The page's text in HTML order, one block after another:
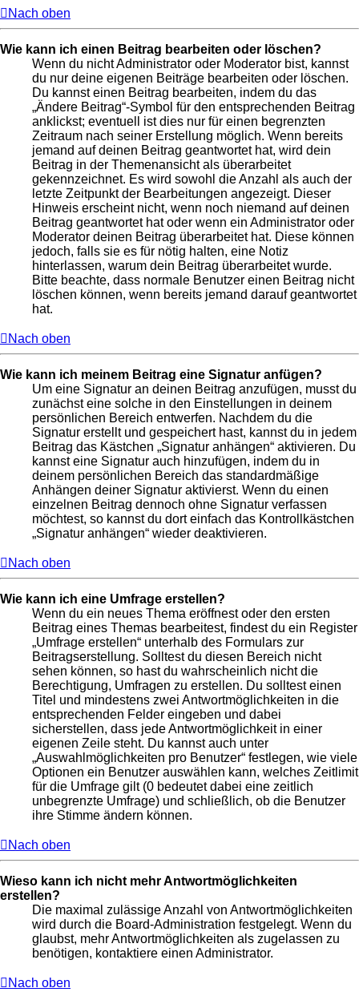
Nach oben
Wie kann ich einen Beitrag bearbeiten oder löschen?
Wenn du nicht Administrator oder Moderator bist, kannst
du nur deine eigenen Beiträge bearbeiten oder löschen.
Du kannst einen Beitrag bearbeiten, indem du das
„Ändere Beitrag“-Symbol für den entsprechenden Beitrag
anklickst; eventuell ist dies nur für einen begrenzten
Zeitraum nach seiner Erstellung möglich. Wenn bereits
jemand auf deinen Beitrag geantwortet hat, wird dein
Beitrag in der Themenansicht als überarbeitet
gekennzeichnet. Es wird sowohl die Anzahl als auch der
letzte Zeitpunkt der Bearbeitungen angezeigt. Dieser
Hinweis erscheint nicht, wenn noch niemand auf deinen
Beitrag geantwortet hat oder wenn ein Administrator oder
Moderator deinen Beitrag überarbeitet hat. Diese können
jedoch, falls sie es für nötig halten, eine Notiz
hinterlassen, warum dein Beitrag überarbeitet wurde.
Bitte beachte, dass normale Benutzer einen Beitrag nicht
löschen können, wenn bereits jemand darauf geantwortet
hat.
Nach oben
Wie kann ich meinem Beitrag eine Signatur anfügen?
Um eine Signatur an deinen Beitrag anzufügen, musst du
zunächst eine solche in den Einstellungen in deinem
persönlichen Bereich entwerfen. Nachdem du die
Signatur erstellt und gespeichert hast, kannst du in jedem
Beitrag das Kästchen „Signatur anhängen“ aktivieren. Du
kannst eine Signatur auch hinzufügen, indem du in
deinem persönlichen Bereich das standardmäßige
Anhängen deiner Signatur aktivierst. Wenn du einen
einzelnen Beitrag dennoch ohne Signatur verfassen
möchtest, so kannst du dort einfach das Kontrollkästchen
„Signatur anhängen“ wieder deaktivieren.
Nach oben
Wie kann ich eine Umfrage erstellen?
Wenn du ein neues Thema eröffnest oder den ersten
Beitrag eines Themas bearbeitest, findest du ein Register
„Umfrage erstellen“ unterhalb des Formulars zur
Beitragserstellung. Solltest du diesen Bereich nicht
sehen können, so hast du wahrscheinlich nicht die
Berechtigung, Umfragen zu erstellen. Du solltest einen
Titel und mindestens zwei Antwortmöglichkeiten in die
entsprechenden Felder eingeben und dabei
sicherstellen, dass jede Antwortmöglichkeit in einer
eigenen Zeile steht. Du kannst auch unter
„Auswahlmöglichkeiten pro Benutzer“ festlegen, wie viele
Optionen ein Benutzer auswählen kann, welches Zeitlimit
für die Umfrage gilt (0 bedeutet dabei eine zeitlich
unbegrenzte Umfrage) und schließlich, ob die Benutzer
ihre Stimme ändern können.
Nach oben
Wieso kann ich nicht mehr Antwortmöglichkeiten
erstellen?
Die maximal zulässige Anzahl von Antwortmöglichkeiten
wird durch die Board-Administration festgelegt. Wenn du
glaubst, mehr Antwortmöglichkeiten als zugelassen zu
benötigen, kontaktiere einen Administrator.
Nach oben